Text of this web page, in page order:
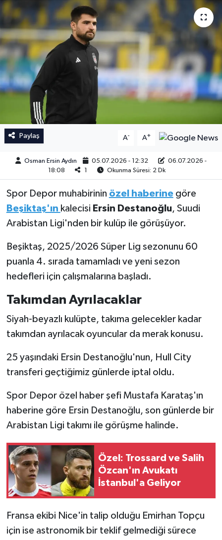
Paylaş A- A+
Osman Ersin Aydın 05.07.2026 - 12:32
06.07.2026 -
18:08
1 Okunma Süresi: 2 Dk
Spor Depor muhabirinin özel haberinegöre
Beşiktaş'ın kalecisi Ersin Destanoğlu, Suudi
Arabistan Ligi'nden bir kulüp ile görüşüyor.
Beşiktaş, 2025/2026 Süper Lig sezonunu 60
puanla 4. sırada tamamladı ve yeni sezon
hedefleri için çalışmalarına başladı.
Takımdan Ayrılacaklar
Siyah-beyazlı kulüpte, takıma gelecekler kadar
takımdan ayrılacak oyuncular da merak konusu.
25 yaşındaki Ersin Destanoğlu'nun, Hull City
transferi geçtiğimiz günlerde iptal oldu.
Spor Depor özel haber şefi Mustafa Karataş'ın
haberine göre Ersin Destanoğlu, son günlerde bir
Arabistan Ligi takımı ile görüşme halinde.
Özel: Trossard ve Salih
Özcan'ın Avukatı
İstanbul'a Geliyor
Fransa ekibi Nice'in talip olduğu Emirhan Topçu
için ise astronomik bir teklif gelmediği sürece
İngiltere Premier Lig
Almanya Bundesliga
La Liga
Serie A
İngiltere Premier Lig
La Liga
Almanya Bundesliga
Serie A
Fransa Ligue 1
Eredevise
Portekiz Ligi
TFF 1.Lig
Diğer Futbol Ligleri
Türkiye Basketbol Ligi
Kadınlar Basketbol Ligi
Diğer Basketbol Ligleri
Formula 1
Hentbol
At Yarışı
Bisiklet
Boks
Güreş
Halter